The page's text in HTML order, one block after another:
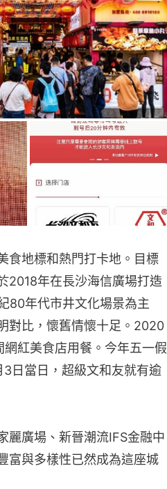
食地標和熱門打卡地。目標
2018年在長沙海信廣場打造
80年代市井文化場景為主
對比，懷舊情懷十足。2020
紅美食店用餐。今年五一假
日當日，超級文和友就有逾
麗廣場、新晉潮流IFS金融中
富與多樣性已然成為這座城